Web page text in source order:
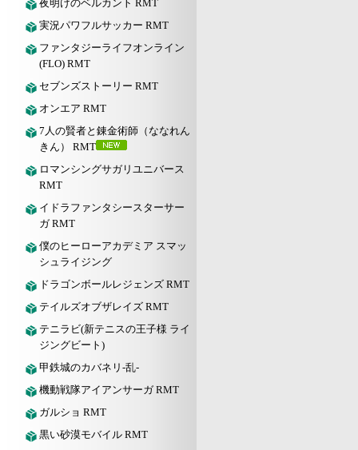
夜明けのベルカント RMT
実況パワフルサッカー RMT
ファンタジーライフオンライン
(FLO) RMT
セブンズストーリー RMT
オンエア RMT
7人の賢者と錬金術師（ななれん
きん） RMT
ロマンシングサガリユニバース
RMT
イドラファンタシースターサー
ガ RMT
僕のヒーローアカデミア スマッ
シュライジング
ドラゴンボールレジェンズ RMT
テイルズオブザレイズ RMT
テニラビ(新テニスの王子様 ライ
ジングビート)
甲鉄城のカバネリ-乱-
機動戦隊アイアンサーガ RMT
ガルショ RMT
黒い砂漠モバイル RMT